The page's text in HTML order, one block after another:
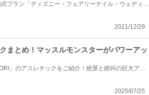
ディズニー好きの憧れのひとつパークでの結婚式プラン「ディズニー・フェアリーテイル・ウェディング」...
2021/12/29
まとめ！マッスルモンスターがパワーアッ
神奈川県相模原市の遊園地「さがみ湖MORI MORI」のアスレチックをご紹介！絶景と絶叫の巨大アスレチック...
2025/07/25